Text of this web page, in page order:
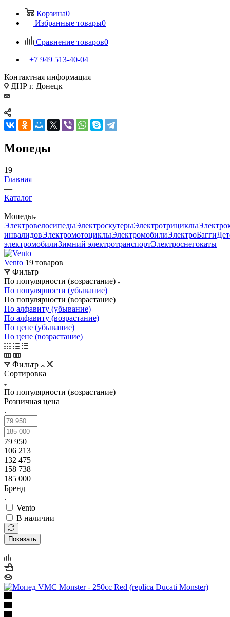
Корзина0
Избранные товары0
Сравнение товаров0
+7 949 513-40-04
Контактная информация
ДНР г. Донецк
Мопеды
19
Главная
—
Каталог
—
Мопеды
ЭлектровелосипедыЭлектроскутерыЭлектротрициклы
инвалидовЭлектромотоциклыЭлектромобилиЭлектроБагги
электромобилиЗимний электротранспортЭлектроснегокаты
Vento 19 товаров
Фильтр
По популярности (возрастание)
По популярности (убывание)
По популярности (возрастание)
По алфавиту (убывание)
По алфавиту (возрастание)
По цене (убывание)
По цене (возрастание)
Фильтр
Сортировка
По популярности (возрастание)
Розничная цена
79 950
106 213
132 475
158 738
185 000
Бренд
Vento
В наличии
Показать